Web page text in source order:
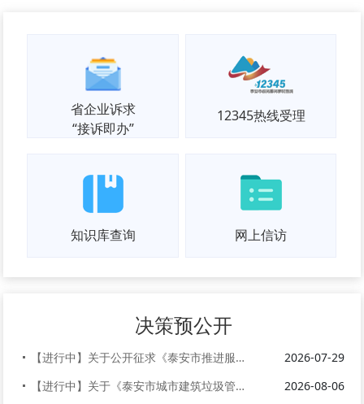
省企业诉求
“接诉即办”
12345热线受理
知识库查询 网上信访
决策预公开
【进行中】关于公开征求《泰安市推进服务业扩能提质行动方案（征求意见稿）...
2026-07-29
【进行中】关于《泰安市城市建筑垃圾管理办法》《泰安市河湖保护管理办法》...
2026-08-06